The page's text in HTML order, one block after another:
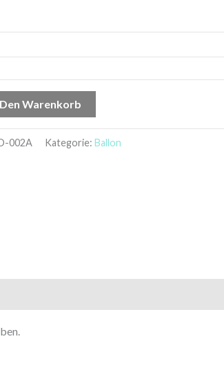
Warenkorb
002A Kategorie:Ballon